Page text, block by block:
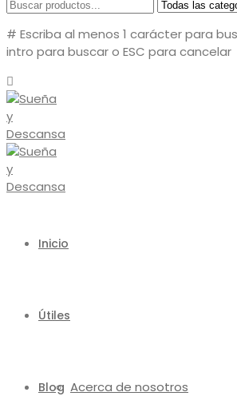
# Escriba al menos 1 carácter para
intro para buscar o ESC para cancelar
Inicio
Útiles
Acerca de nosotros
Blog